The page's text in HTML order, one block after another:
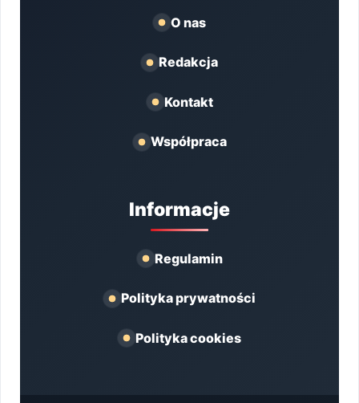
O nas
Redakcja
Kontakt
Współpraca
Informacje
Regulamin
Polityka prywatności
Polityka cookies